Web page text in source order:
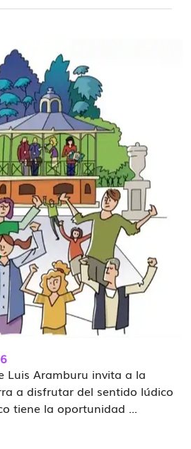
Luis Aramburu invita a la
a disfrutar del sentido lúdico
tiene la oportunidad ...